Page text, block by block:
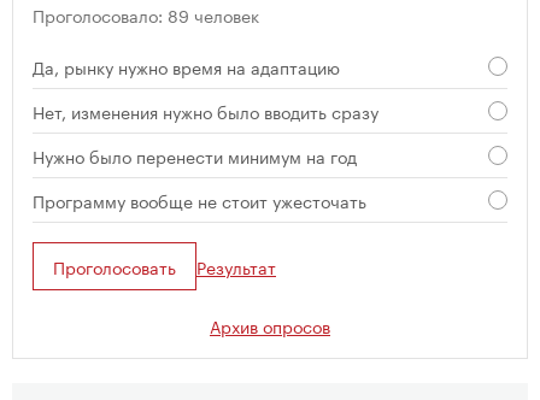
Проголосовало: 89 человек
Да, рынку нужно время на адаптацию
Нет, изменения нужно было вводить сразу
Нужно было перенести минимум на год
Программу вообще не стоит ужесточать
Проголосовать Результат
Архив опросов